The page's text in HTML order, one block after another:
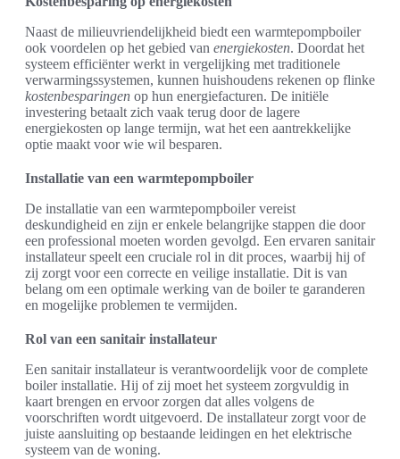
Naast de milieuvriendelijkheid biedt een warmtepompboiler
ook voordelen op het gebied van energiekosten. Doordat het
systeem efficiënter werkt in vergelijking met traditionele
verwarmingssystemen, kunnen huishoudens rekenen op flinke
kostenbesparingen op hun energiefacturen. De initiële
investering betaalt zich vaak terug door de lagere
energiekosten op lange termijn, wat het een aantrekkelijke
optie maakt voor wie wil besparen.
Installatie van een warmtepompboiler
De installatie van een warmtepompboiler vereist
deskundigheid en zijn er enkele belangrijke stappen die door
een professional moeten worden gevolgd. Een ervaren sanitair
installateur speelt een cruciale rol in dit proces, waarbij hij of
zij zorgt voor een correcte en veilige installatie. Dit is van
belang om een optimale werking van de boiler te garanderen
en mogelijke problemen te vermijden.
Rol van een sanitair installateur
Een sanitair installateur is verantwoordelijk voor de complete
boiler installatie. Hij of zij moet het systeem zorgvuldig in
kaart brengen en ervoor zorgen dat alles volgens de
voorschriften wordt uitgevoerd. De installateur zorgt voor de
juiste aansluiting op bestaande leidingen en het elektrische
systeem van de woning.